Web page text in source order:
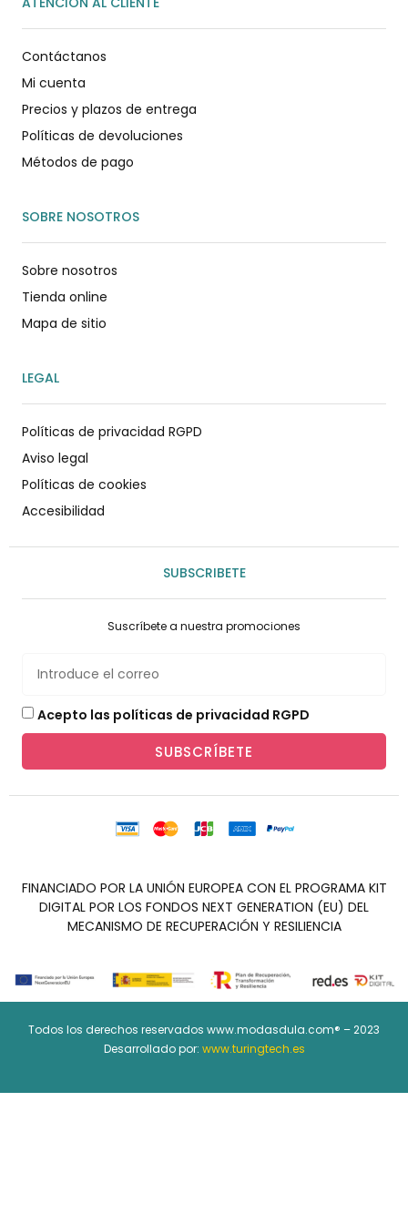
Contáctanos
Mi cuenta
Precios y plazos de entrega
Políticas de devoluciones
Métodos de pago
SOBRE NOSOTROS
Sobre nosotros
Tienda online
Mapa de sitio
LEGAL
Políticas de privacidad RGPD
Aviso legal
Políticas de cookies
Accesibilidad
SUBSCRIBETE
Suscríbete a nuestra promociones
Acepto las políticas de privacidad RGPD
SUBSCRÍBETE
FINANCIADO POR LA UNIÓN EUROPEA CON EL PROGRAMA KIT
DIGITAL POR LOS FONDOS NEXT GENERATION (EU) DEL
MECANISMO DE RECUPERACIÓN Y RESILIENCIA
Todos los derechos reservados www.modasdula.com® – 2023
Desarrollado por: www.turingtech.es